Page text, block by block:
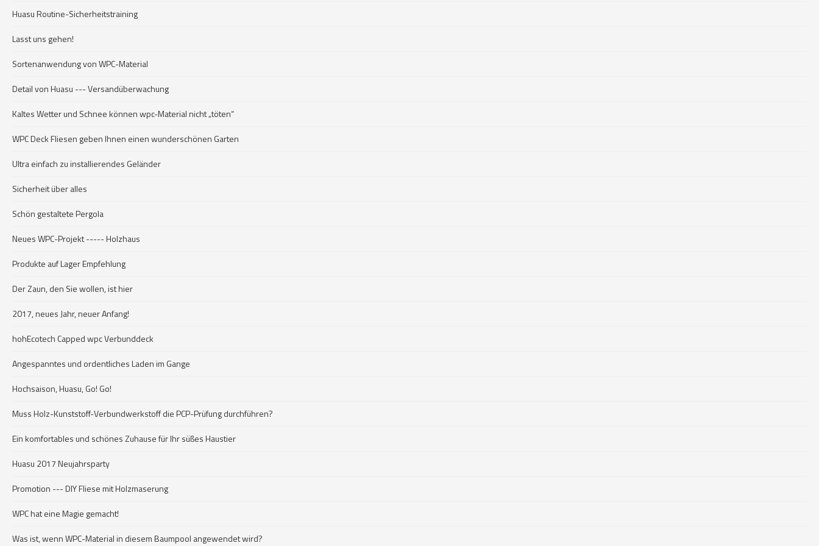
Huasu Routine-Sicherheitstraining
Lasst uns gehen!
Sortenanwendung von WPC-Material
Detail von Huasu --- Versandüberwachung
Kaltes Wetter und Schnee können wpc-Material nicht „töten“
WPC Deck Fliesen geben Ihnen einen wunderschönen Garten
Ultra einfach zu installierendes Geländer
Sicherheit über alles
Schön gestaltete Pergola
Neues WPC-Projekt ----- Holzhaus
Produkte auf Lager Empfehlung
Der Zaun, den Sie wollen, ist hier
2017, neues Jahr, neuer Anfang!
hohEcotech Capped wpc Verbunddeck
Angespanntes und ordentliches Laden im Gange
Hochsaison, Huasu, Go! Go!
Muss Holz-Kunststoff-Verbundwerkstoff die PCP-Prüfung durchführen?
Ein komfortables und schönes Zuhause für Ihr süßes Haustier
Huasu 2017 Neujahrsparty
Promotion --- DIY Fliese mit Holzmaserung
WPC hat eine Magie gemacht!
Was ist, wenn WPC-Material in diesem Baumpool angewendet wird?